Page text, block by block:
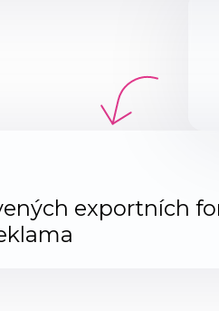
exportních